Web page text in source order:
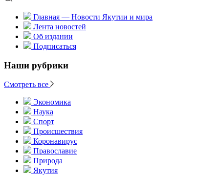
Главная — Новости Якутии и мира
Лента новостей
Об издании
Подписаться
Наши рубрики
Смотреть все
Экономика
Наука
Спорт
Происшествия
Коронавирус
Православие
Природа
Якутия